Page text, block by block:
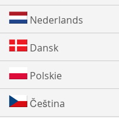
Nederlands
Dansk
Polskie
Čeština